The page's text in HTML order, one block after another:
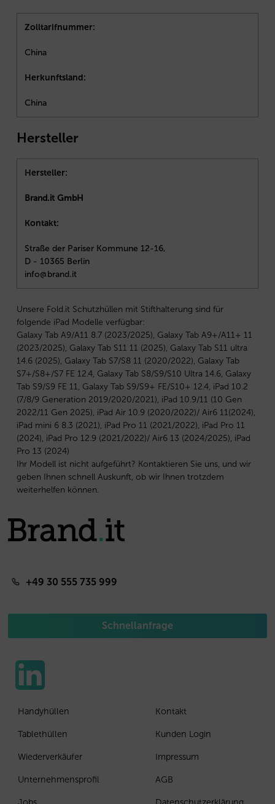
Zolltarifnummer:
China
Herkunftsland:
China
Hersteller
Hersteller:
Brand.it GmbH
Kontakt:
Straße der Pariser Kommune 12-16,
D - 10365 Berlin
info@brand.it
Unsere Fold.it Schutzhüllen mit Stifthalterung sind für
folgende iPad Modelle verfügbar:
Galaxy Tab A9/A11 8.7 (2023/2025), Galaxy Tab A9+/A11+ 11
(2023/2025), Galaxy Tab S11 11 (2025), Galaxy Tab S11 ultra
14.6 (2025), Galaxy Tab S7/S8 11 (2020/2022), Galaxy Tab
S7+/S8+/S7 FE 12.4, Galaxy Tab S8/S9/S10 Ultra 14.6, Galaxy
Tab S9/S9 FE 11, Galaxy Tab S9/S9+ FE/S10+ 12.4, iPad 10.2
(7/8/9 Generation 2019/2020/2021), iPad 10.9/11 (10 Gen
2022/11 Gen 2025), iPad Air 10.9 (2020/2022)/ Air6 11(2024),
iPad mini 6 8.3 (2021), iPad Pro 11 (2021/2022), iPad Pro 11
(2024), iPad Pro 12.9 (2021/2022)/ Air6 13 (2024/2025), iPad
Pro 13 (2024)
Ihr Modell ist nicht aufgeführt? Kontaktieren Sie uns, und wir
geben Ihnen schnell Auskunft, ob wir Ihnen trotzdem
weiterhelfen können.
+49 30 555 735 999
Schnellanfrage
Handyhüllen
Tablethüllen
Wiederverkäufer
Unternehmensprofil
Kontakt
Kunden Login
Impressum
AGB